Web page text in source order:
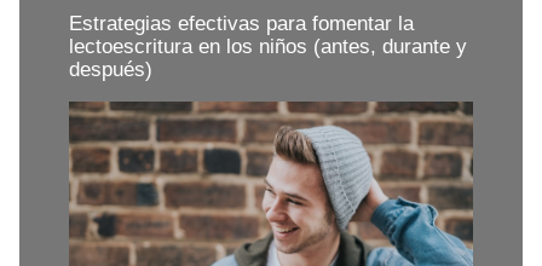
Estrategias efectivas para fomentar la
lectoescritura en los niños (antes, durante y
después)